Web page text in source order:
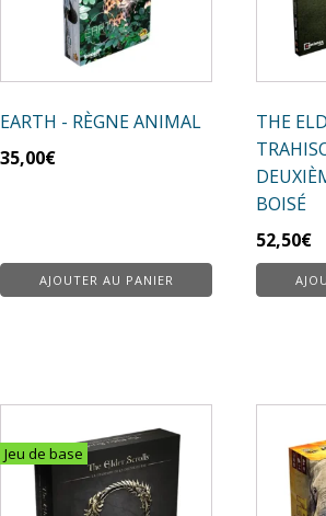
EARTH - RÈGNE ANIMAL
35,00€
AJOUTER AU PANIER
THE
BOISÉ
52,50€
Jeu de base